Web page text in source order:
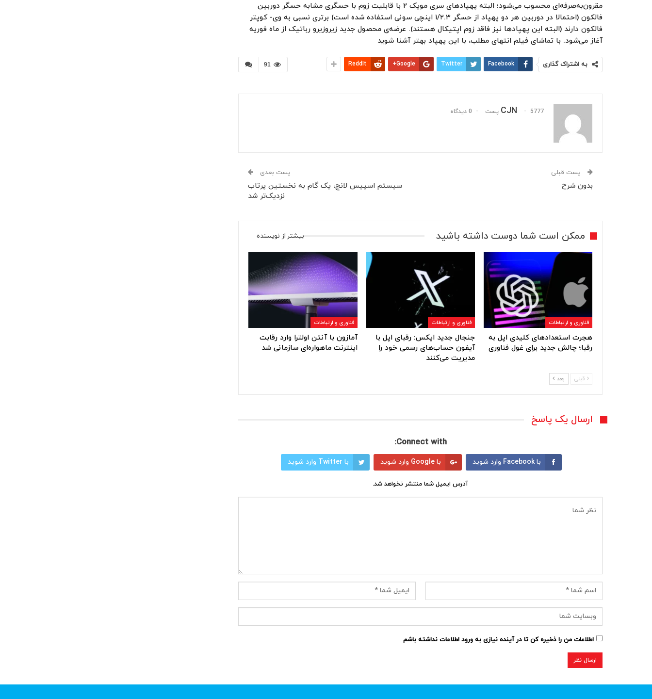
مقرون‌به‌صرفه‌ای محسوب می‌شود؛ البته پهپادهای سری مویک ۲ با قابلیت زوم با حسگری مشابه حسگر دوربین
فالکون (احتمالا در دوربین هر دو پهپاد از حسگر ۱/۲.۳ اینچی سونی استفاده شده است) برتری نسبی به وی- کوپتر
فالکون دارند (البته این پهپادها نیز فاقد زوم اپتیکال هستند). عرضه‌ی محصول جدید زیروزیرو رباتیک از ماه فوریه
آغاز می‌شود. با تماشای فیلم انتهای مطلب، با این پهپاد بهتر آشنا شوید
91 به اشتراک گذاری Facebook
Twitter
Google+
ReddIt
CJN 5777 پست 0 دیدگاه
پست قبلی
بدون شرح
پست بعدی
سیستم اسپیس لانچ، یک گام به نخستین پرتاب
نزدیک‌تر شد
ممکن است شما دوست داشته باشید بیشتر از نویسنده
فناوری و ارتباطات
هجرت استعدادهای کلیدی اپل به
رقبا؛ چالش جدید برای غول فناوری
فناوری و ارتباطات
جنجال جدید ایکس: رقبای اپل با
آیفون حساب‌های رسمی خود را
مدیریت می‌کنند
فناوری و ارتباطات
آمازون با آنتن اولترا وارد رقابت
اینترنت ماهواره‌ای سازمانی شد
قبلی بعد
ارسال یک پاسخ
Connect with:
با Facebook وارد شوید با Google وارد شوید با Twitter وارد شوید
آدرس ایمیل شما منتشر نخواهد شد.
اطلاعات من را ذخیره کن تا در آینده نیازی به ورود اطلاعات نداشته باشم